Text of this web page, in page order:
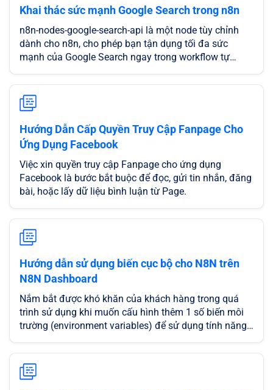
Khai thác sức mạnh Google Search trong n8n
n8n-nodes-google-search-api là một node tùy chỉnh
dành cho n8n, cho phép bạn tận dụng tối đa sức
mạnh của Google Search ngay trong workflow tự
Hướng Dẫn Cấp Quyền Truy Cập Fanpage Cho
Ứng Dụng Facebook
Việc xin quyền truy cập Fanpage cho ứng dụng
Facebook là bước bắt buộc để đọc, gửi tin nhắn, đăng
bài, hoặc lấy dữ liệu bình luận từ Page.
Hướng dẫn sử dụng biến cục bộ cho N8N trên
N8N Dashboard
Nắm bắt được khó khăn của khách hàng trong quá
trình sử dụng khi muốn cấu hình thêm 1 số biến môi
trường (environment variables) để sử dụng tính năng
biến Global sử dụng biến cục bộ, để hỗ trợ người dùng
cấu hình và quản lý các biến môi trường cho N8N.